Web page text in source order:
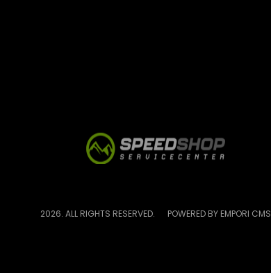
2026. ALL RIGHTS RESERVED. POWERED BY EMPORI CMS